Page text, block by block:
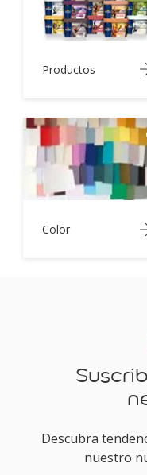
Productos
Color
Descubra
nuestro